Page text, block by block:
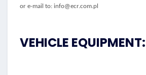
or e-mail to: info@ecr.com.pl
VEHICLE EQUIPMENT: